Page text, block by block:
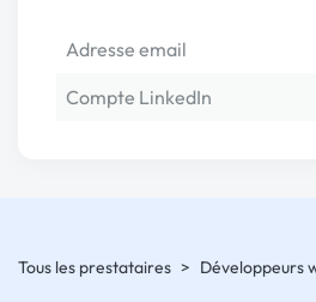
Adresse email
Compte LinkedIn
Tous les prestataires > Développeurs